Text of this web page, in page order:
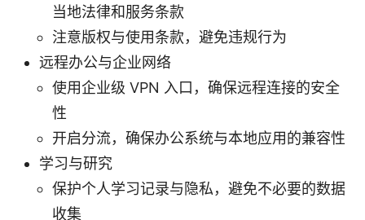
当地法律和服务条款
注意版权与使用条款，避免违规行为
远程办公与企业网络
使用企业级 VPN 入口，确保远程连接的安全
性
开启分流，确保办公系统与本地应用的兼容性
学习与研究
保护个人学习记录与隐私，避免不必要的数据
收集